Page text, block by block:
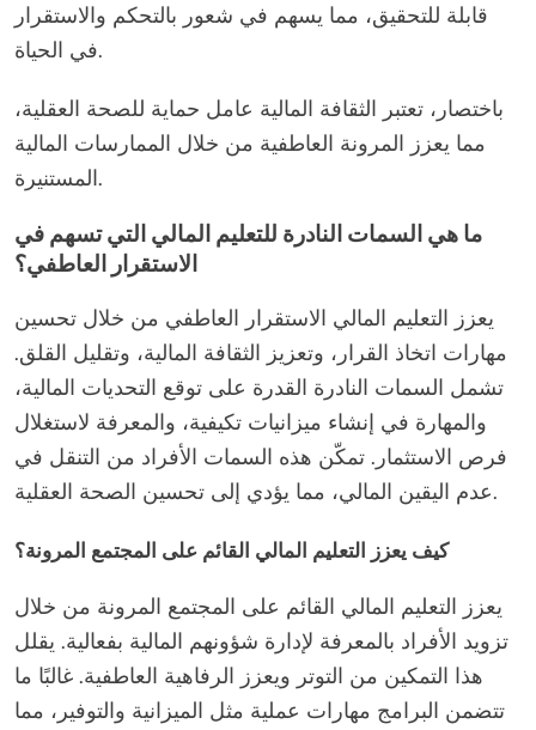
قابلة للتحقيق، مما يسهم في شعور بالتحكم والاستقرار
في الحياة.
باختصار، تعتبر الثقافة المالية عامل حماية للصحة العقلية،
مما يعزز المرونة العاطفية من خلال الممارسات المالية
المستنيرة.
ما هي السمات النادرة للتعليم المالي التي تسهم في
الاستقرار العاطفي؟
يعزز التعليم المالي الاستقرار العاطفي من خلال تحسين
مهارات اتخاذ القرار، وتعزيز الثقافة المالية، وتقليل القلق.
تشمل السمات النادرة القدرة على توقع التحديات المالية،
والمهارة في إنشاء ميزانيات تكيفية، والمعرفة لاستغلال
فرص الاستثمار. تمكّن هذه السمات الأفراد من التنقل في
عدم اليقين المالي، مما يؤدي إلى تحسين الصحة العقلية.
كيف يعزز التعليم المالي القائم على المجتمع المرونة؟
يعزز التعليم المالي القائم على المجتمع المرونة من خلال
تزويد الأفراد بالمعرفة لإدارة شؤونهم المالية بفعالية. يقلل
هذا التمكين من التوتر ويعزز الرفاهية العاطفية. غالبًا ما
تتضمن البرامج مهارات عملية مثل الميزانية والتوفير، مما